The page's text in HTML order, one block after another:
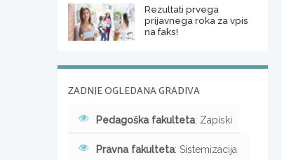
Rezultati prvega
prijavnega roka za vpis
na faks!
ZADNJE OGLEDANA GRADIVA
Pedagoška fakulteta: Zapiski
Pravna fakulteta: Sistemizacija